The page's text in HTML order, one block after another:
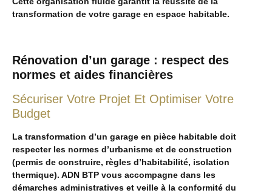
transformation de votre garage en espace habitable.
Rénovation d’un garage : respect des
normes et aides financières
Sécuriser Votre Projet Et Optimiser Votre
Budget
La transformation d’un garage en pièce habitable doit
respecter les normes d’urbanisme et de construction
(permis de construire, règles d’habitabilité, isolation
thermique). ADN BTP vous accompagne dans les
démarches administratives et veille à la conformité du